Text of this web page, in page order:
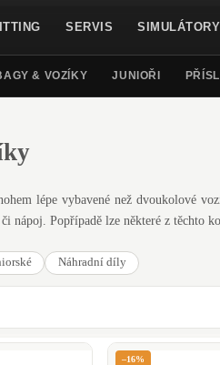
SERVIS SIMULÁTORY
& VOZÍKY JUNIOŘI
lépe vybavené než dvoukolové
či nápoj. Popřípadě lze některé z těchto
Náhradní díly
–16%